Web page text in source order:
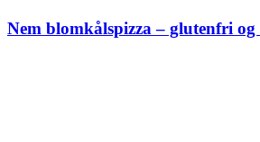
Nem blomkålspizza – glutenfri